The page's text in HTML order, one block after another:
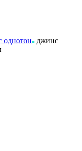
однотон
джинс